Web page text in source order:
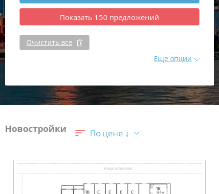
Показать 150 предложений
Очистить все
Еще опции
Новостройки По цене ↓